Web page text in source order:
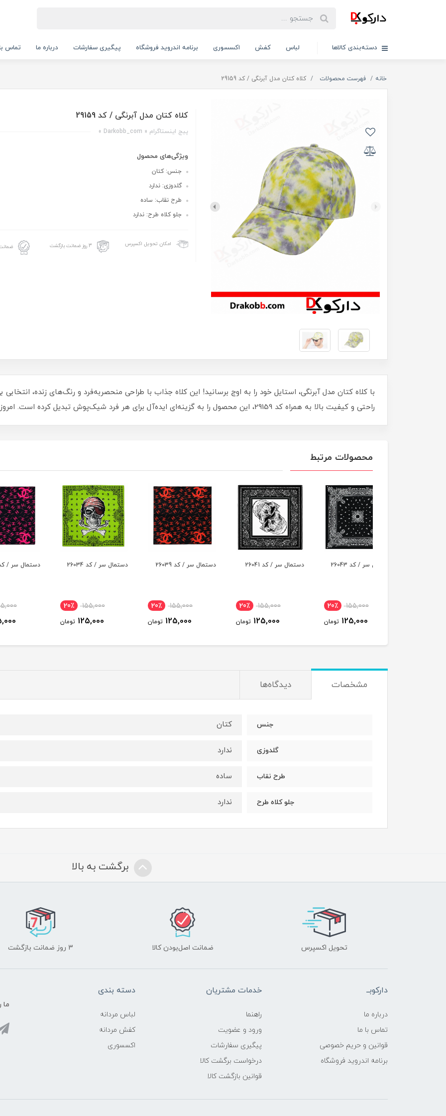
دسته‌بندی کالاها لباس کفش اکسسوری برنامه اندروید فروشگاه پیگیری سفارشات درباره ما تماس
خانه فهرست محصولات کلاه کتان مدل آبرنگی / کد 29159
کلاه کتان مدل آبرنگی / کد 29159
پیج اینستاگرام « Darkobb_com »
ویژگی‌های محصول
جنس: کتان
گلدوزی: ندارد
طرح نقاب: ساده
جلو کلاه طرح: ندارد
امکان تحویل اکسپرس 3 روز ضمانت بازگشت
با کلاه کتان مدل آبرنگی، استایل خود را به اوج برسانید! این کلاه جذاب با طراحی منحصربه‌فرد و رنگ‌های زنده،
راحتی و کیفیت بالا به همراه کد 29159، این محصول را به گزینه‌ای ایده‌آل برای هر فرد شیک‌پوش تبدیل کرده است. امروز سفارش دهید و متفاوت باشید!
محصولات مرتبط
دستمال سر / کد 26041
155,000
125,000
دستمال سر / کد 26039
155,000
125,000
دستمال سر / کد 26034
155,000
125,000
دستمال سر / کد 26029
155,000
125,000
مشخصات دیدگاه‌ها
جنس کتان
گلدوزی ندارد
طرح نقاب ساده
جلو کلاه طرح ندارد
برگشت به بالا
تحویل اکسپرس ضمانت اصل‌بودن کالا 3 روز ضمانت بازگشت
دارکوبــ
درباره ما
تماس با ما
قوانین و حریم خصوصی
برنامه اندروید فروشگاه
خدمات مشتریان
راهنما
ورود و عضویت
پیگیری سفارشات
درخواست برگشت کالا
قوانین بازگشت کالا
دسته بندی
لباس مردانه
کفش مردانه
اکسسوری
ما